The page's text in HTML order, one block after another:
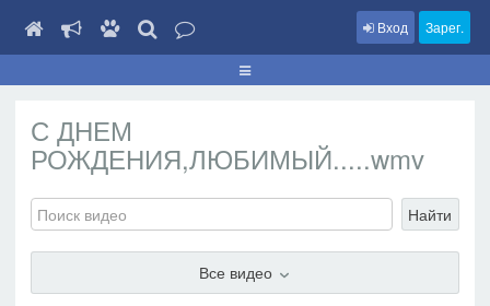
Вход Зарег.
С ДНЕМ
РОЖДЕНИЯ,ЛЮБИМЫЙ.....wmv
Найти
Все видео